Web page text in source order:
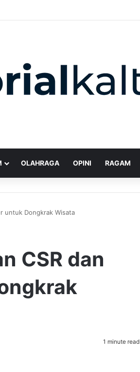
OLAHRAGA OPINI RAGAM
untuk Dongkrak Wisata
CSR dan
1 minute read